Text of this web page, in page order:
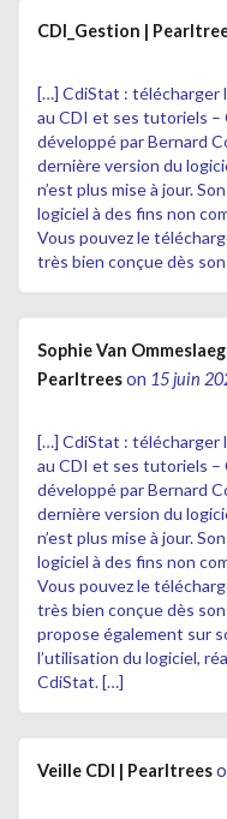
CDI_Gestion |
[…] CdiStat : télécharger
au CDI et ses tutoriels –
développé par Bernard
dernière version du
n’est plus mise à jour.
logiciel à des fins non
Vous pouvez le
très bien conçue dès
Sophie Van
Pearltreeson 15 juin
[…] CdiStat : télécharger
au CDI et ses tutoriels –
développé par Bernard
dernière version du
n’est plus mise à jour.
logiciel à des fins non
Vous pouvez le
très bien conçue dès
propose également sur
l’utilisation du logiciel,
CdiStat. […]
Veille CDI | Pearltrees